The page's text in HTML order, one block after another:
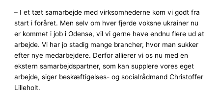
– I et tæt samarbejde med virksomhederne kom vi godt fra
start i foråret. Men selv om hver fjerde voksne ukrainer nu
er kommet i job i Odense, vil vi gerne have endnu flere ud at
arbejde. Vi har jo stadig mange brancher, hvor man sukker
efter nye medarbejdere. Derfor allierer vi os nu med en
ekstern samarbejdspartner, som kan supplere vores eget
arbejde, siger beskæftigelses- og socialrådmand Christoffer
Lilleholt.